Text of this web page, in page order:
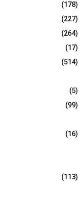
(178)
(227)
(264)
(17)
(514)
(5)
(99)
(16)
(113)